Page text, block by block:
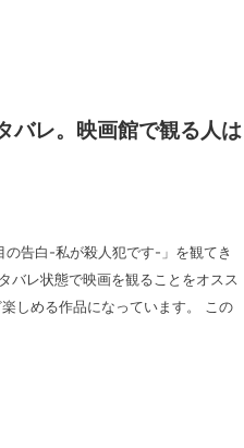
バレ。映画館で観る人は
告白-私が殺人犯です-」を観てき
バレ状態で映画を観ることをオスス
しめる作品になっています。 この